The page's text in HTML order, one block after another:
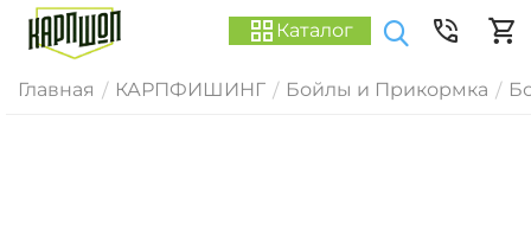
Каталог
Главная / КАРПФИШИНГ / Бойлы и Прикормка /